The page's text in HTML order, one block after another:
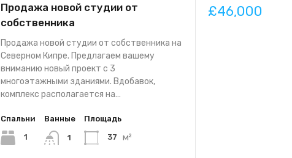
Продажа новой студии от
собственника
Продажа новой студии от собственника на
Северном Кипре. Предлагаем вашему
вниманию новый проект с 3
многоэтажными зданиями. Вдобавок,
комплекс располагается на…
Спальни
1
Ванные
1
Площадь
37 м²
£46,000